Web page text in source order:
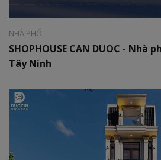
NHÀ PHỐ
SHOPHOUSE CAN DUOC -
Tây Ninh